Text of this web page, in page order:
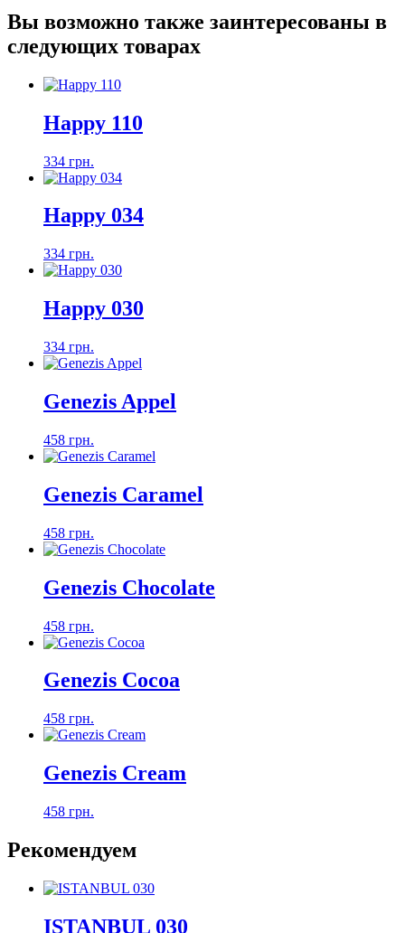
Вы возможно также заинтересованы в
следующих товарах
Happy 110
334 грн.
Happy 034
334 грн.
Happy 030
334 грн.
Genezis Appel
458 грн.
Genezis Caramel
458 грн.
Genezis Chocolate
458 грн.
Genezis Cocoa
458 грн.
Genezis Cream
458 грн.
Рекомендуем
ISTANBUL 030